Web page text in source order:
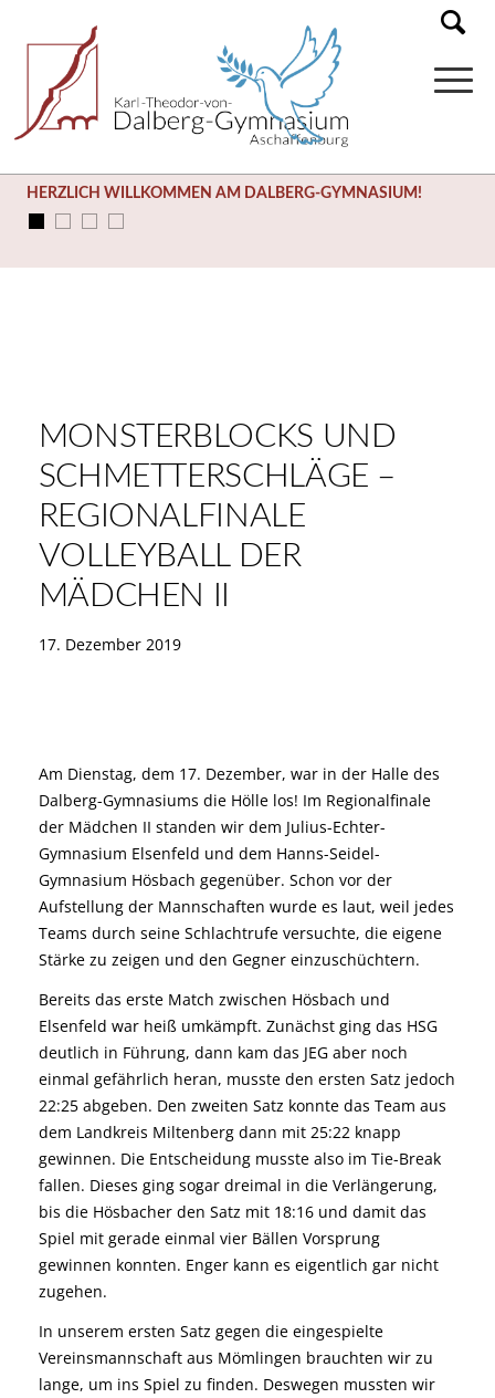
HERZLICH WILLKOMMEN AM DALBERG-GYMNASIUM!
MONSTERBLOCKS UND
SCHMETTERSCHLÄGE –
REGIONALFINALE
VOLLEYBALL DER
MÄDCHEN II
17. Dezember 2019
Am Dienstag, dem 17. Dezember, war in der Halle des
Dalberg-Gymnasiums die Hölle los! Im Regionalfinale
der Mädchen II standen wir dem Julius-Echter-
Gymnasium Elsenfeld und dem Hanns-Seidel-
Gymnasium Hösbach gegenüber. Schon vor der
Aufstellung der Mannschaften wurde es laut, weil jedes
Teams durch seine Schlachtrufe versuchte, die eigene
Stärke zu zeigen und den Gegner einzuschüchtern.
Bereits das erste Match zwischen Hösbach und
Elsenfeld war heiß umkämpft. Zunächst ging das HSG
deutlich in Führung, dann kam das JEG aber noch
einmal gefährlich heran, musste den ersten Satz jedoch
22:25 abgeben. Den zweiten Satz konnte das Team aus
dem Landkreis Miltenberg dann mit 25:22 knapp
gewinnen. Die Entscheidung musste also im Tie-Break
fallen. Dieses ging sogar dreimal in die Verlängerung,
bis die Hösbacher den Satz mit 18:16 und damit das
Spiel mit gerade einmal vier Bällen Vorsprung
gewinnen konnten. Enger kann es eigentlich gar nicht
zugehen.
In unserem ersten Satz gegen die eingespielte
Vereinsmannschaft aus Mömlingen brauchten wir zu
lange, um ins Spiel zu finden. Deswegen mussten wir